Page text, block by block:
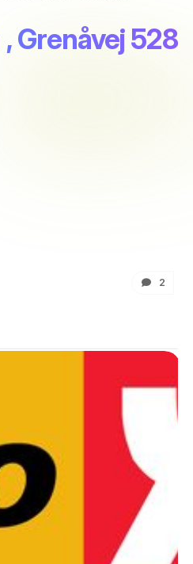
, Grenåvej 528
2